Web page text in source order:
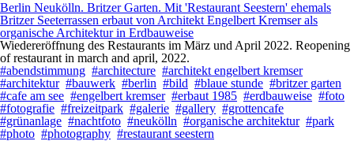
Berlin Neukölln. Britzer Garten. Mit 'Restaurant Seestern' ehemals
Britzer Seeterrassen erbaut von Architekt Engelbert Kremser als
organische Architektur in Erdbauweise
Wiedereröffnung des Restaurants im März und April 2022. Reopening
of restaurant in march and april, 2022.
#abendstimmung #architecture #architekt engelbert kremser
#architektur #bauwerk #berlin #bild #blaue stunde #britzer garten
#cafe am see #engelbert kremser #erbaut 1985 #erdbauweise #foto
#fotografie #freizeitpark #galerie #gallery #grottencafe
#grünanlage #nachtfoto #neukölln #organische architektur #park
#photo #photography #restaurant seestern